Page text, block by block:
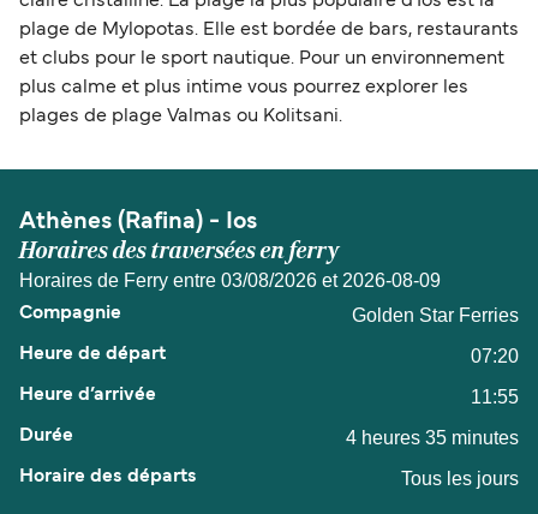
plage de Mylopotas. Elle est bordée de bars, restaurants
et clubs pour le sport nautique. Pour un environnement
plus calme et plus intime vous pourrez explorer les
plages de plage Valmas ou Kolitsani.
Athènes (Rafina) - Ios
Horaires des traversées en ferry
Horaires de Ferry entre 03/08/2026 et 2026-08-09
Golden Star Ferries
07:20
11:55
4 heures 35 minutes
Tous les jours